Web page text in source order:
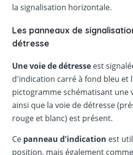
la signalisation horizontale.
Les panneaux de
détresse
Une voie de détresseest
d'indication carré à fond bleu et
pictogramme schématisant une
ainsi que la voie de détresse
rouge et blanc) est présent.
Ce panneau d'indication est
position, mais également